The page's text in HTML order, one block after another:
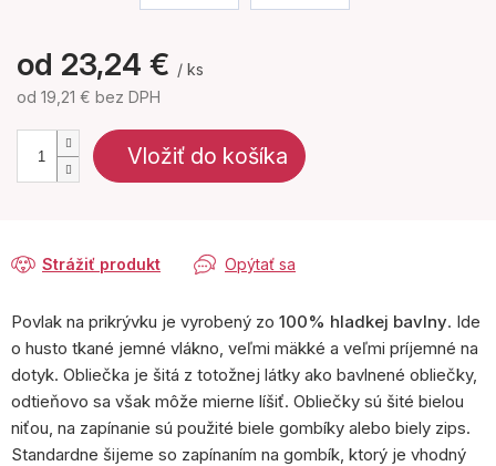
od 23,24 € / ks
od 19,21 € bez DPH
Vložiť do košíka
Opýtať sa
Strážiť produkt
Povlak na prikrývku je vyrobený zo 100% hladkej bavlny. Ide
o husto tkané jemné vlákno, veľmi mäkké a veľmi príjemné na
dotyk. Obliečka je šitá z totožnej látky ako bavlnené obliečky,
odtieňovo sa však môže mierne líšiť. Obliečky sú šité bielou
niťou, na zapínanie sú použité biele gombíky alebo biely zips.
Standardne šijeme so zapínaním na gombík, ktorý je vhodný